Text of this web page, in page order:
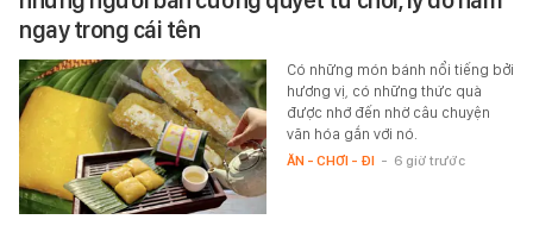
ngay trong cái tên
Có những món bánh nổi tiếng bởi
hương vị, có những thức quà
được nhớ đến nhờ câu chuyện
văn hóa gắn với nó.
ĂN - CHƠI - ĐI - 6 giờ trước